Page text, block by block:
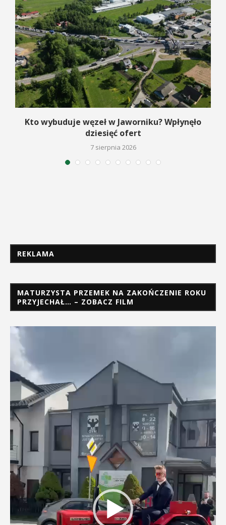
Kto wybuduje węzeł w Jaworniku? Wpłynęło
dziesięć ofert
7 sierpnia 2026
REKLAMA
MATURZYSTA PRZEMEK NA ZAKOŃCZENIE ROKU
PRZYJECHAŁ… – ZOBACZ FILM
Odtwarzacz